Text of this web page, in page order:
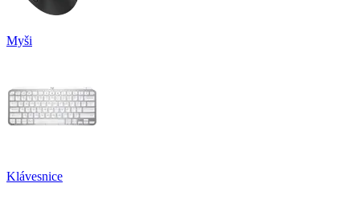
Myši
Klávesnice